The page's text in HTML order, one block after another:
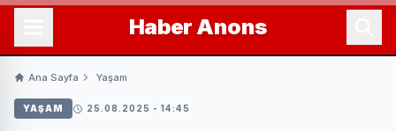
Haber Anons
Ana Sayfa Yaşam
YAŞAM 25.08.2025 - 14:45